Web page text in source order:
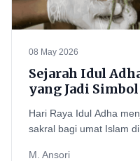
08 May 2026
Sejarah Idul
yang Jadi
Hari Raya Idul Adha
sakral bagi umat Islam
M. Ansori